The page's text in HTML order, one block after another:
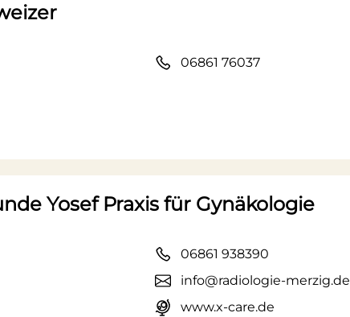
06861 76037
Yosef Praxis für Gynäkologie
06861 938390
info@radiologie-merzig.de
www.x-care.de